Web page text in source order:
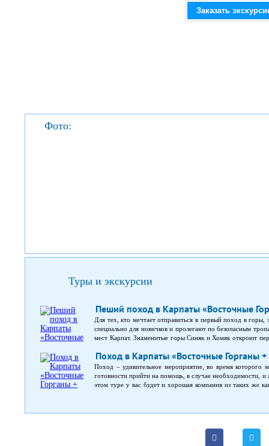
Заказать
Фото:
Туры и экскурсии
Пеший поход в Карпаты «Восточные
Для тех, кто мечтает отправиться в первый поход в
специально для новичков и пролегают по безопасным
мест Карпат. Знаменитые горы Синяк и Хомяк откроют
горах. На рассвете Горганы погружены в туман.
вечерние посиделки у костра запомнятся вам
Продолжительность: 3 дня Расстояние: ~40 км Старт:
Условия проживания: в палатках Уровень сложности:
Поход в Карпаты «Восточные Горганы
Поход – удивительное мероприятие, во время которого
готовности прийти на помощь, в случае необходимости,
этом туре у вас будет и хорошая компания из таких же
с горных вершин. Карпаты – край, богатый реками. А